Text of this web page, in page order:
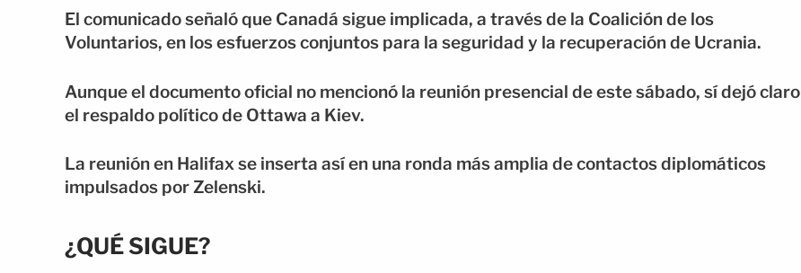
El comunicado señaló que Canadá sigue implicada, a través de la Coalición de los
Voluntarios, en los esfuerzos conjuntos para la seguridad y la recuperación de Ucrania.
Aunque el documento oficial no mencionó la reunión presencial de este sábado, sí dejó claro
el respaldo político de Ottawa a Kiev.
La reunión en Halifax se inserta así en una ronda más amplia de contactos diplomáticos
impulsados por Zelenski.
¿QUÉ SIGUE?